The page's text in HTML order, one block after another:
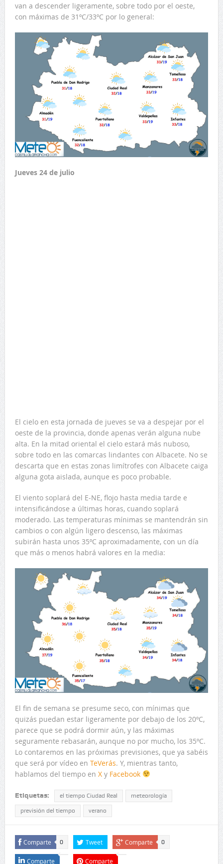
van a descender ligeramente, sobre todo por el oeste,
con máximas de 31ºC/33ºC por lo general:
Jueves 24 de julio
El cielo en esta jornada de jueves se va a despejar por el
oeste de la provincia, donde apenas verán alguna nube
alta. En la mitad oriental el cielo estará más nuboso,
sobre todo en las comarcas lindantes con Albacete. No se
descarta que en estas zonas limítrofes con Albacete caiga
alguna gota aislada, aunque es poco probable.
El viento soplará del E-NE, flojo hasta media tarde e
intensificándose a últimas horas, cuando soplará
moderado. Las temperaturas mínimas se mantendrán sin
cambios o con algún ligero descenso, las máximas
subirán hasta unos 35ºC aproximadamente, con un día
que más o menos habrá valores en la media:
El fin de semana se presume seco, con mínimas que
quizás puedan estar ligeramente por debajo de los 20ºC,
parece que se podrá dormir aún, y las máximas
seguramente rebasarán, aunque no por mucho, los 35ºC.
Lo contaremos en las próximas previsiones, que ya sabéis
que será por vídeo en TeVerás. Y, mientras tanto,
hablamos del tiempo en Xy Facebook
Etiquetas: el tiempo Ciudad Real meteorología
previsión del tiempo verano
Comparte 0 Tweet Comparte 0
Comparte Comparte